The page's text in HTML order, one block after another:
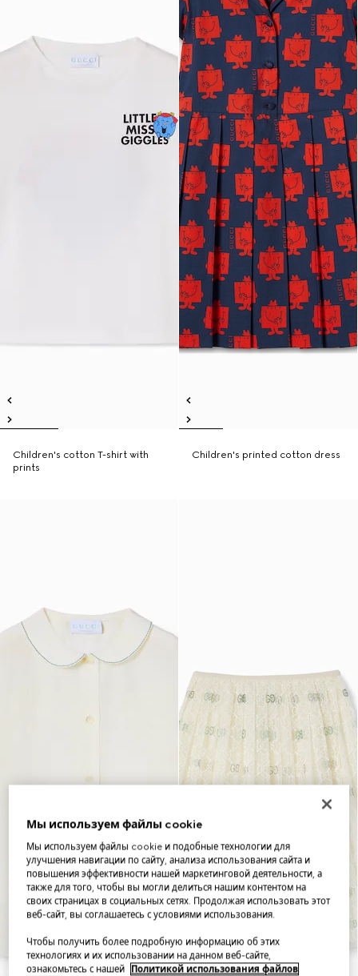
Children's cotton T-shirt with
prints
Children's printed cotton dress
Мы используем файлы cookie
Мы используем файлы cookie и подобные технологии для
улучшения навигации по сайту, анализа использования сайта и
повышения эффективности нашей маркетинговой деятельности, а
также для того, чтобы вы могли делиться нашим контентом на
своих страницах в социальных сетях. Продолжая использовать этот
веб-сайт, вы соглашаетесь с условиями использования.
Чтобы получить более подробную информацию об этих
технологиях и их использовании на данном веб-сайте,
ознакомьтесь с нашей
Политикой использования файлов